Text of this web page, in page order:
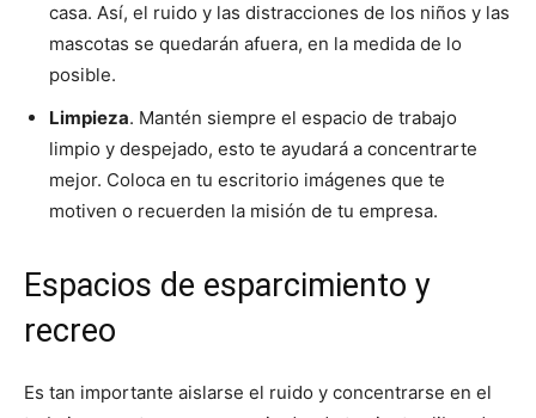
casa. Así, el ruido y las distracciones de los niños y las
mascotas se quedarán afuera, en la medida de lo
posible.
Limpieza. Mantén siempre el espacio de trabajo
limpio y despejado, esto te ayudará a concentrarte
mejor. Coloca en tu escritorio imágenes que te
motiven o recuerden la misión de tu empresa.
Espacios de esparcimiento y
recreo
Es tan importante aislarse el ruido y concentrarse en el